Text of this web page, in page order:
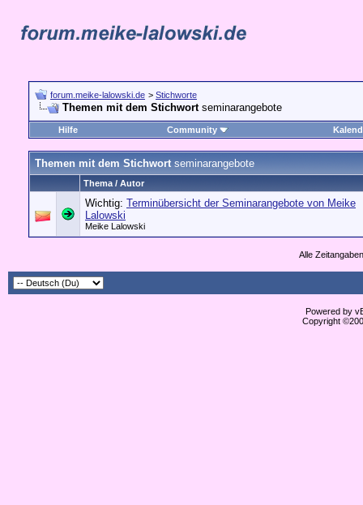
forum.meike-lalowski.de > Stichworte
Themen mit dem Stichwort seminarangebote
Hilfe Community
Themen mit dem Stichwort seminarangebote
Thema / Autor
Wichtig: Terminübersicht der Seminarangebote von Meike
Lalowski
Meike Lalowski
Alle
Powered by
Copyright